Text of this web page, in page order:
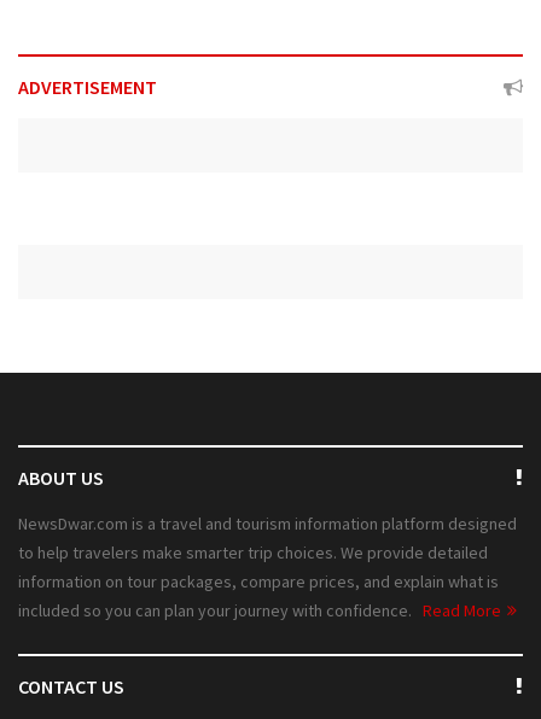
ADVERTISEMENT
ABOUT US
NewsDwar.com is a travel and tourism information platform designed
to help travelers make smarter trip choices. We provide detailed
information on tour packages, compare prices, and explain what is
included so you can plan your journey with confidence. Read More
CONTACT US